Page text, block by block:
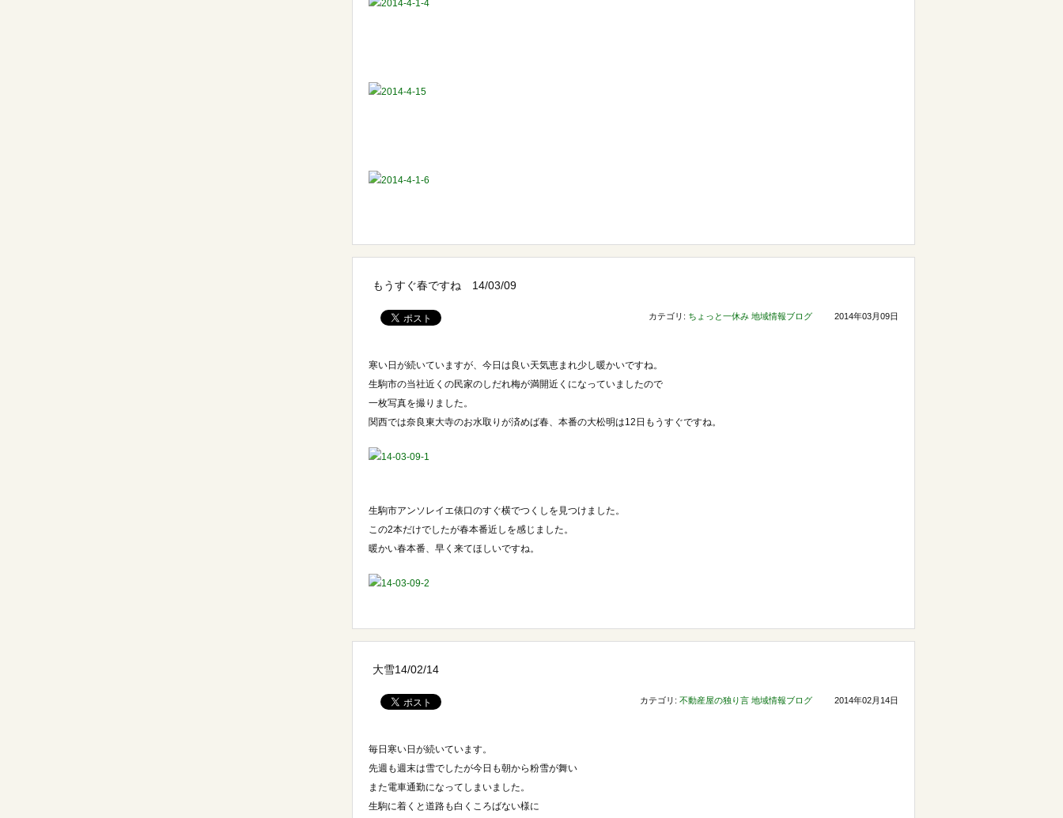
もうすぐ春ですね 14/03/09
カテゴリ: ちょっと一休み 地域情報ブログ 2014年03月09日
寒い日が続いていますが、今日は良い天気恵まれ少し暖かいですね。
生駒市の当社近くの民家のしだれ梅が満開近くになっていましたので
一枚写真を撮りました。
関西では奈良東大寺のお水取りが済めば春、本番の大松明は12日もうすぐですね。
生駒市アンソレイエ俵口のすぐ横でつくしを見つけました。
この2本だけでしたが春本番近しを感じました。
暖かい春本番、早く来てほしいですね。
大雪14/02/14
カテゴリ: 不動産屋の独り言 地域情報ブログ 2014年02月14日
毎日寒い日が続いています。
先週も週末は雪でしたが今日も朝から粉雪が舞い
また電車通勤になってしまいました。
生駒に着くと道路も白くころばない様に